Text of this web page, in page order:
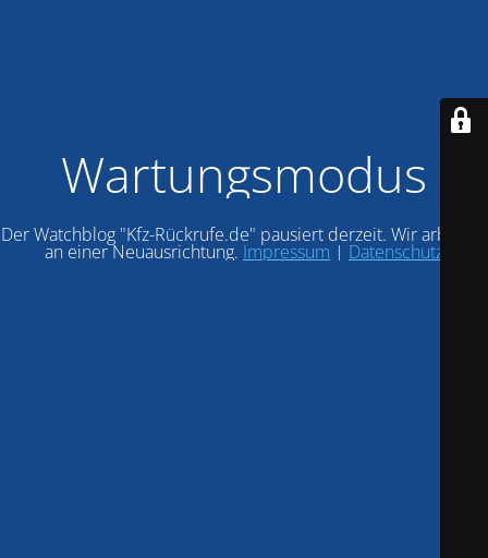
Wartungsmodus
Der Watchblog "Kfz-Rückrufe.de" pausiert derzeit. Wir arbeiten
an einer Neuausrichtung. Impressum | Datenschutz